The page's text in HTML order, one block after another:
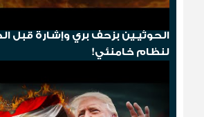
الحوثيـين بزحف بري وإشارة قبل
لنظام خامنئي!